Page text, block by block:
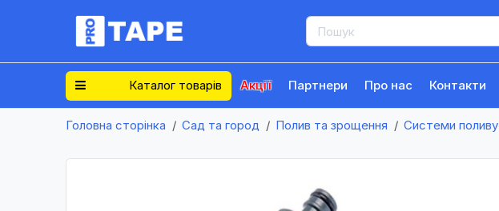
Каталог товарів Акції Партнери Про нас Контакти
Головна сторінка Сад та город Полив та зрощення Системи поливу